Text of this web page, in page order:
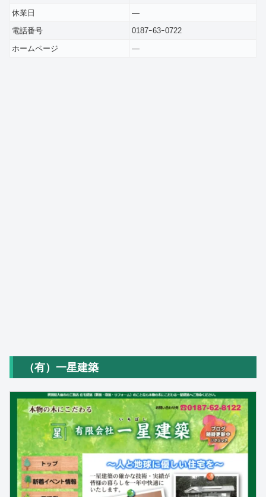
休業日
―
電話番号
0187ｰ63ｰ0722
ホームページ
―
（有）一星建築